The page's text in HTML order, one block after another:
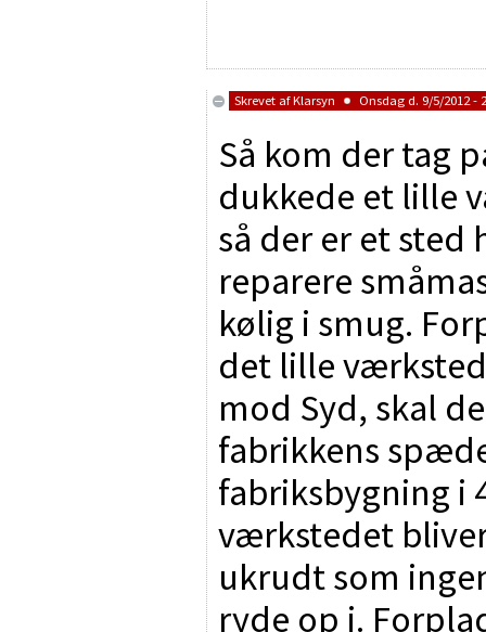
Skrevet afKlarsyn Onsdag d. 9/5/2012 -
Så kom der tag
dukkede et lille
så der er et sted
reparere
kølig i smug.
det lille
mod Syd, skal
fabrikkens
fabriksbygning i
værkstedet
ukrudt som
ryde op i.